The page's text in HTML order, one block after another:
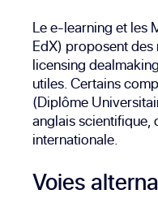
Le e-learning et les
EdX) proposent des
licensing
utiles. Certains
(Diplôme
anglais scientifique,
internationale.
Voies